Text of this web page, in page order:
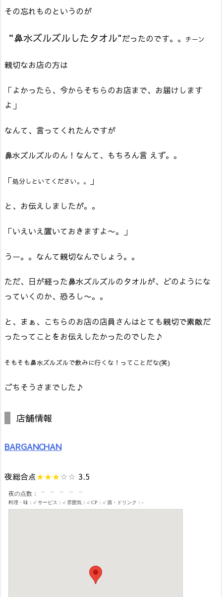
その忘れものというのが
“鼻水ズルズルしたタオル"だったのです。。 チーン
親切なお店の方は
「よかったら、今からそちらのお店まで、お届けします
よ」
なんて、言ってくれたんですが
鼻水ズルズルのん！なんて、もちろん言 えず。。
「処分しといてください。。 」
と、お伝えしましたが。。
「いえいえ置いておきますよ〜。」
うー。。なんて親切なんでしょう。。
ただ、日が経った鼻水ズルズルのタオルが、どのようにな
っていくのか、恐ろし〜。。
と、まぁ、こちらのお店の店員さんはとても親切で素敵だ
ったってことをお伝えしたかったのでした♪
そもそも鼻水ズルズルで飲みに行くな！ってことだな(笑)
ごちそうさまでした♪
店舗情報
BARGANCHAN
夜総合点★★★☆☆ 3.5